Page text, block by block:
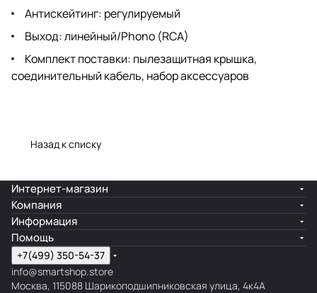
Антискейтинг: регулируемый
Выход: линейный/Phono (RCA)
Комплект поставки: пылезащитная крышка,
соединительный кабель, набор аксессуаров
Назад к списку
Интернет-магазин
Компания
Информация
Помощь
+7(499) 350-54-37
info@smartshop.store
Москва, 115088 Шарикоподшипниковская улица, 4к4А